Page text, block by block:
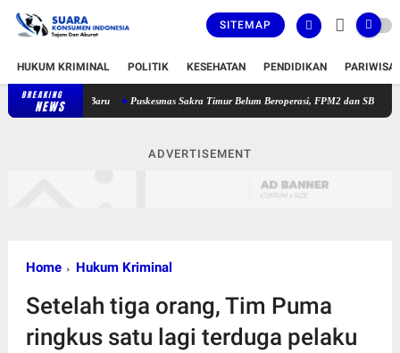
SITEMAP
HUKUM KRIMINAL POLITIK KESEHATAN PENDIDIKAN
BREAKING
NEWS Puskesmas Sakra Timur Belum Beroperasi, FPM2 dan SBM NTB
ADVERTISEMENT
Home Hukum Kriminal
Setelah tiga orang, Tim Puma
ringkus satu lagi terduga pelaku